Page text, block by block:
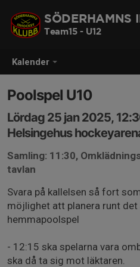
Kalender
SÖDERHAMNS
Team15 - U12
Poolspel U10
Lördag 25 jan 2025,
Helsingehus
Samling: 11:30,
tavlan
Svara på kallelsen så fort
möjlighet att planera runt
hemmapoolspel
- 12:15 ska spelarna vara
ska då ta sig mot läktaren.